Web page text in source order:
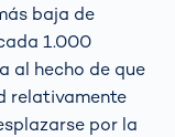
baja de
1.000
al hecho de que
relativamente
por la